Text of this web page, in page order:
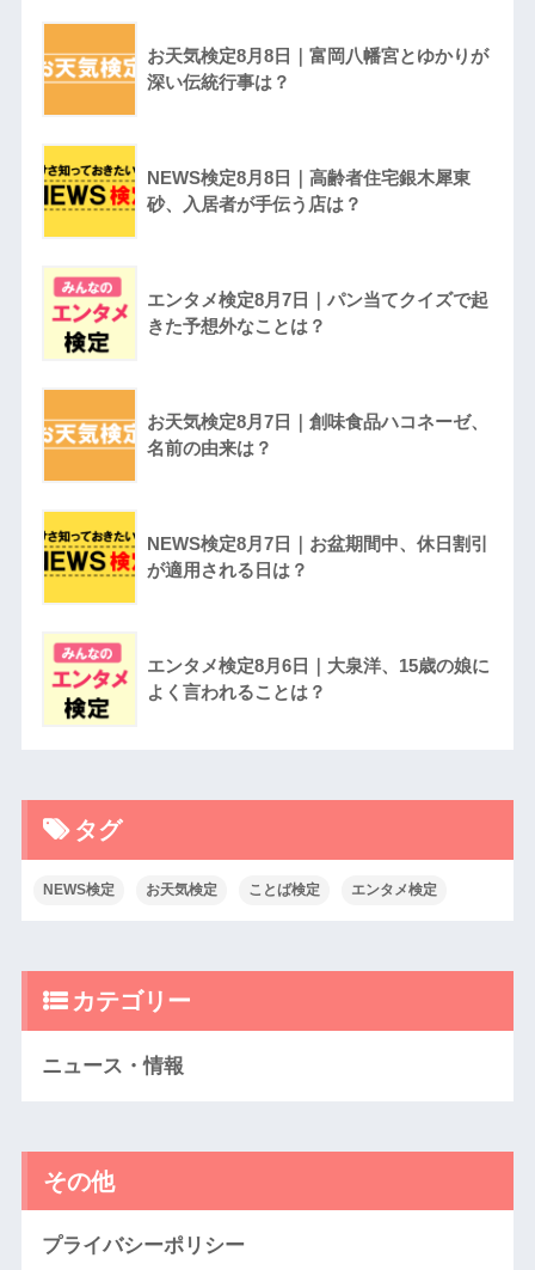
お天気検定8月8日｜富岡八幡宮とゆかりが
深い伝統行事は？
NEWS検定8月8日｜高齢者住宅銀木犀東
砂、入居者が手伝う店は？
エンタメ検定8月7日｜パン当てクイズで起
きた予想外なことは？
お天気検定8月7日｜創味食品ハコネーゼ、
名前の由来は？
NEWS検定8月7日｜お盆期間中、休日割引
が適用される日は？
エンタメ検定8月6日｜大泉洋、15歳の娘に
よく言われることは？
タグ
NEWS検定 お天気検定 ことば検定 エンタメ検定
カテゴリー
ニュース・情報
その他
プライバシーポリシー